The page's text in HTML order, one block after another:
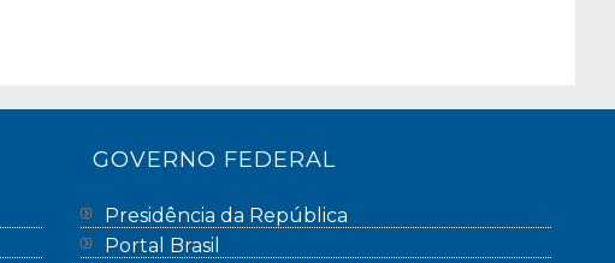
GOVERNO FEDERAL
Presidência da República
Portal Brasil